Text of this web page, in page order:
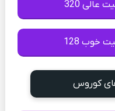
عالی 320
خوب 128
کوروس